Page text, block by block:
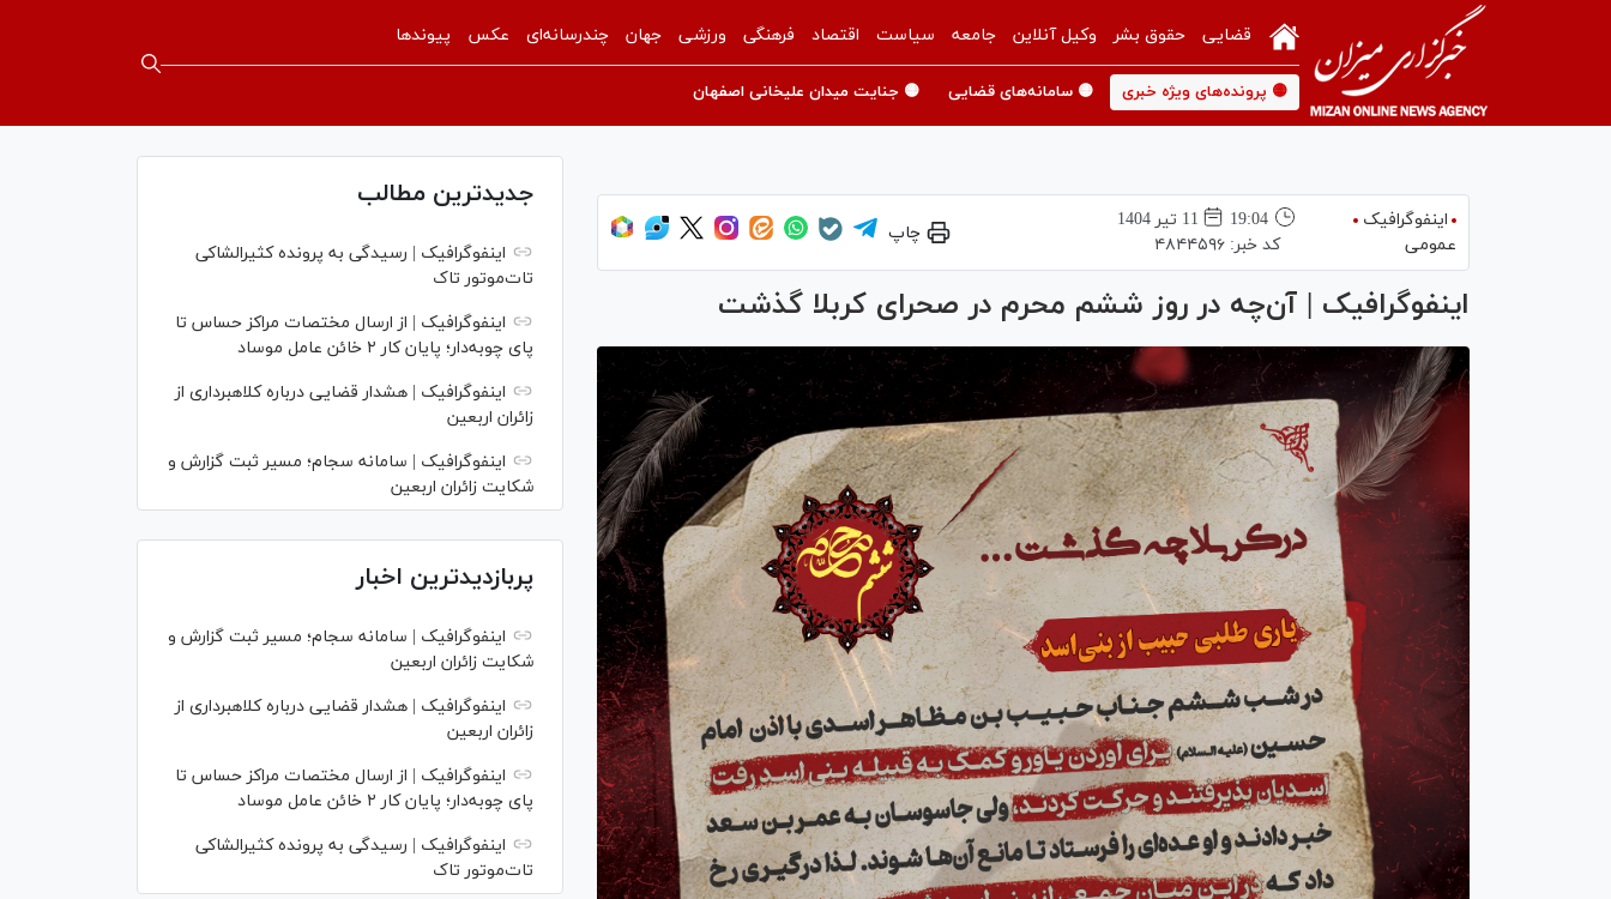
قضایی حقوق بشر وکیل آنلاین جامعه سیاست اقتصاد فرهنگی ورزشی جهان چندرسانه‌ای عکس پیوندها
🟡 پرونده‌های ویژه خبری 🟡 سامانه‌های قضایی 🟡 جنایت میدان علیخانی اصفهان
اینفوگرافیک
عمومی
19:04
11 تير 1404
کد خبر: ۴۸۴۴۵۹۶
چاپ
اینفوگرافیک | آن‌چه در روز ششم محرم در صحرای کربلا گذشت
جدیدترین مطالب
اینفوگرافیک | رسیدگی به پرونده کثیرالشاکی
تات‌موتور تاک
اینفوگرافیک | از ارسال مختصات مراکز حساس تا
پای چوبه‌دار؛ پایان کار ۲ خائن عامل موساد
اینفوگرافیک | هشدار قضایی درباره کلاهبرداری از
زائران اربعین
اینفوگرافیک | سامانه سجام؛ مسیر ثبت گزارش و
شکایت زائران اربعین
پربازدیدترین اخبار
اینفوگرافیک | سامانه سجام؛ مسیر ثبت گزارش و
شکایت زائران اربعین
اینفوگرافیک | هشدار قضایی درباره کلاهبرداری از
زائران اربعین
اینفوگرافیک | از ارسال مختصات مراکز حساس تا
پای چوبه‌دار؛ پایان کار ۲ خائن عامل موساد
اینفوگرافیک | رسیدگی به پرونده کثیرالشاکی
تات‌موتور تاک